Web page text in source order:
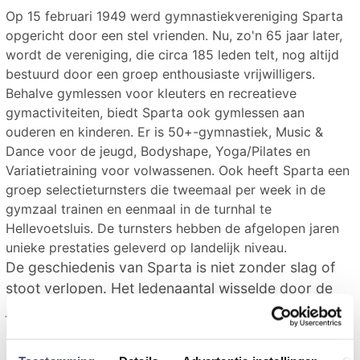
Op 15 februari 1949 werd gymnastiekvereniging Sparta
opgericht door een stel vrienden. Nu, zo'n 65 jaar later,
wordt de vereniging, die circa 185 leden telt, nog altijd
bestuurd door een groep enthousiaste vrijwilligers.
Behalve gymlessen voor kleuters en recreatieve
gymactiviteiten, biedt Sparta ook gymlessen aan
ouderen en kinderen. Er is 50+-gymnastiek, Music &
Dance voor de jeugd, Bodyshape, Yoga/Pilates en
Variatietraining voor volwassenen. Ook heeft Sparta een
groep selectieturnsters die tweemaal per week in de
gymzaal trainen en eenmaal in de turnhal te
Hellevoetsluis. De turnsters hebben de afgelopen jaren
unieke prestaties geleverd op landelijk niveau.
De geschiedenis van Sparta is niet zonder slag of
stoot verlopen. Het ledenaantal wisselde door de
jaren heen sterk en het was moeilijk om geschikte
leiding te vinden. Vandaag de dag geldt dat nog